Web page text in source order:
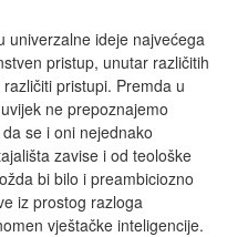
univerzalne ideje najvećega
pristup, unutar različitih
pristupi. Premda u
ne prepoznajemo
se i oni nejednako
zavise i od teološke
bi bilo i preambiciozno
iz prostog razloga
vještačke inteligencije.